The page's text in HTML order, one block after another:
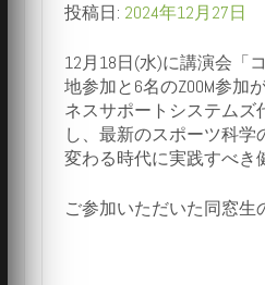
投稿日: 2024年12月27日
12月18日(水)に講演会「
地参加と6名のZOOM参
ネスサポートシステムズ
し、最新のスポーツ科学
変わる時代に実践すべき
ご参加いただいた同窓生